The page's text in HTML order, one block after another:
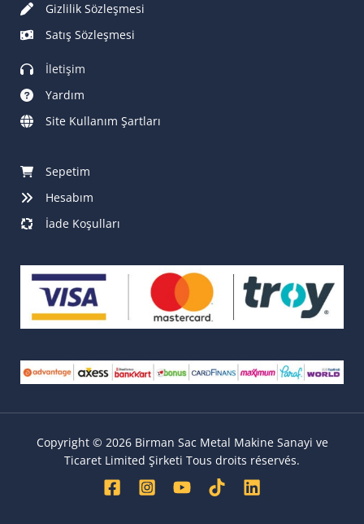
Gizlilik Sözleşmesi
Satış Sözleşmesi
İletişim
Yardım
Site Kullanım Şartları
Sepetim
Hesabım
İade Koşulları
Copyright © 2026 Birman Sac Metal Makine Sanayi ve
Ticaret Limited Şirketi Tous droits réservés.